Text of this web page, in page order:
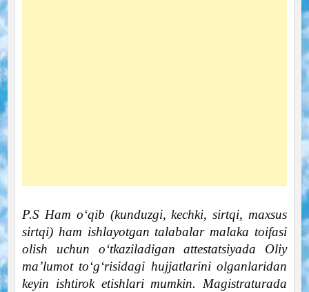
P.S Ham o‘qib (kunduzgi, kechki, sirtqi, maxsus
sirtqi) ham ishlayotgan talabalar malaka toifasi
olish uchun o‘tkaziladigan attestatsiyada Oliy
ma’lumot to‘g‘risidagi hujjatlarini olganlaridan
keyin ishtirok etishlari mumkin. Magistraturada